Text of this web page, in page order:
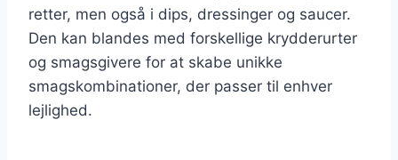
retter, men også i dips, dressinger og saucer.
Den kan blandes med forskellige krydderurter
og smagsgivere for at skabe unikke
smagskombinationer, der passer til enhver
lejlighed.